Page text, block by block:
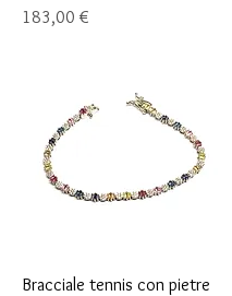
Precio
183,00 €
Vista rápida
Bracciale tennis con pietre